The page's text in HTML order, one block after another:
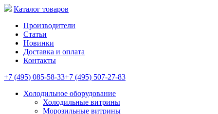
Каталог товаров
Производители
Статьи
Новинки
Доставка и оплата
Контакты
+7 (495) 085-58-33+7 (495) 507-27-83
Холодильное оборудование
Холодильные витрины
Морозильные витрины